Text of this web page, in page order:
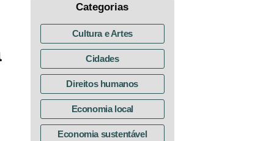
Categorias
Cultura e Artes
Cidades
Direitos humanos
Economia local
Economia sustentável